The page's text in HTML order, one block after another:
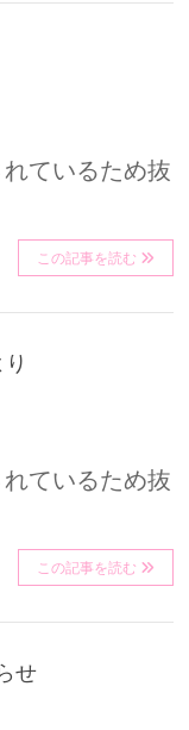
ているため抜
この記事を読む
ているため抜
この記事を読む
せ